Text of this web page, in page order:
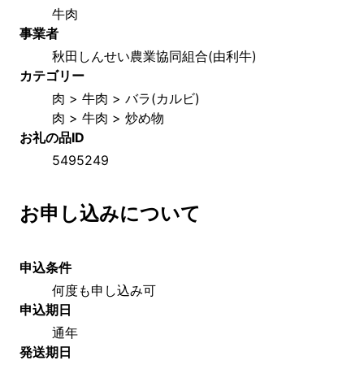
牛肉
事業者
秋田しんせい農業協同組合(由利牛)
カテゴリー
肉 > 牛肉 > バラ(カルビ)
肉 > 牛肉 > 炒め物
お礼の品ID
5495249
お申し込みについて
申込条件
何度も申し込み可
申込期日
通年
発送期日